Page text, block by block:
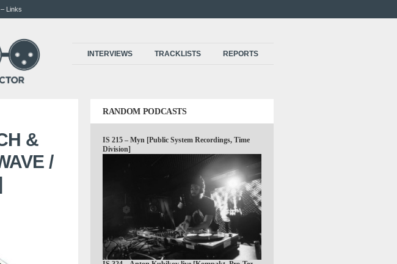
Links
INTERVIEWS TRACKLISTS REPORTS
&
/
RANDOM PODCASTS
IS 215 – Myn [Public System Recordings, Time
Division]